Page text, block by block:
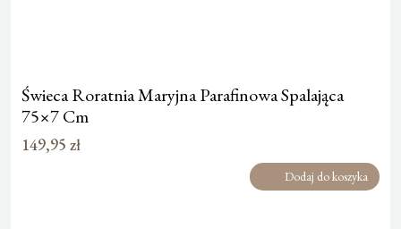
Świeca Roratnia Maryjna Parafinowa Spalająca
75×7 Cm
149,95 zł
Dodaj do koszyka